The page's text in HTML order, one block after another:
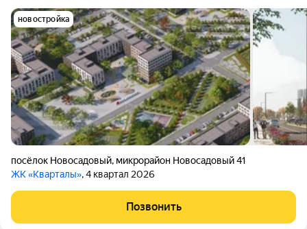
новостройка
посёлок Новосадовый, микрорайон Новосадовый 41
ЖК «Кварталы», 4 квартал 2026
Позвонить